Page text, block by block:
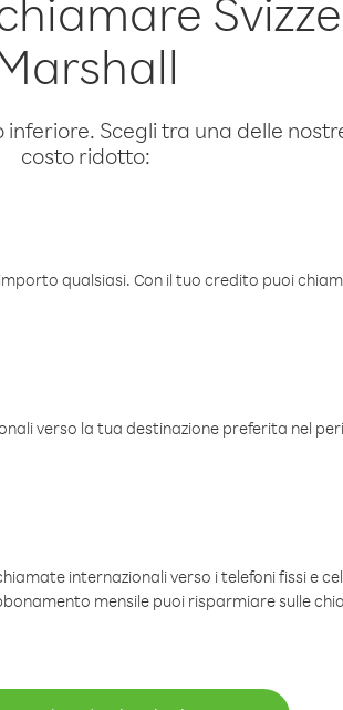
Scegli tra una delle
costo ridotto:
qualsiasi. Con il tuo credito puoi
verso la tua destinazione preferita nel
internazionali verso i telefoni fissi e
mensile puoi risparmiare sulle